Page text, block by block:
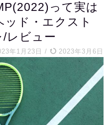
って実は
ド・エクスト
/レビュー
年1月23日 / 2023年3月6日